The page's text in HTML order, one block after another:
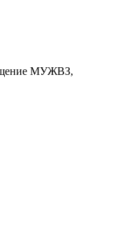
МУЖВЗ,